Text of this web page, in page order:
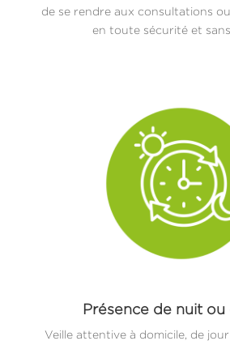
de se rendre aux consultations
en toute sécurité et sans
Présence de nuit
Veille attentive à domicile, de